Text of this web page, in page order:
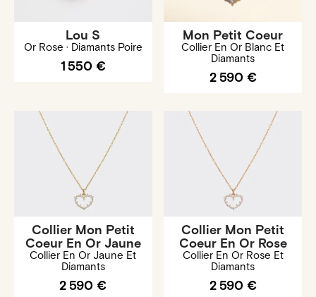
Lou S
Or Rose · Diamants Poire
1 550 €
Mon Petit Coeur
Collier En Or Blanc Et
Diamants
2 590 €
Collier Mon Petit
Coeur En Or Jaune
Collier En Or Jaune Et
Diamants
2 590 €
Collier Mon Petit
Coeur En Or Rose
Collier En Or Rose Et
Diamants
2 590 €